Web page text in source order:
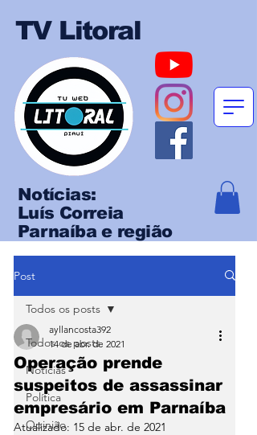
TV Litoral
Notícias:
Luís Correia
Parnaíba e região
Post
Todos os posts
Notícias
Política
Opinião
Todos os posts
Operação prende
suspeitos de assassinar
empresário em Parnaíba
ayllancosta392
14 de abr. de 2021
Atualizado: 15 de abr. de 2021